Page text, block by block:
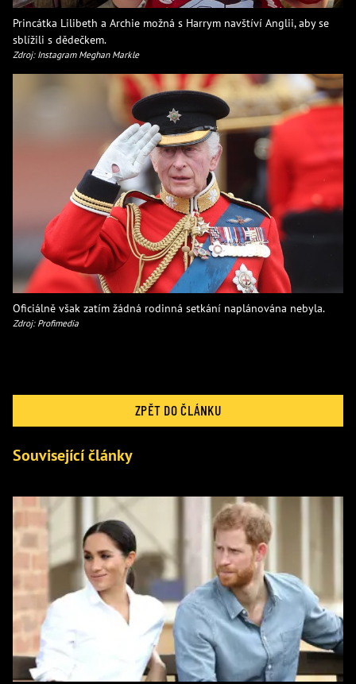
Princátka Lilibeth a Archie možná s Harrym navštíví Anglii, aby se
sblížili s dědečkem.
Zdroj: Instagram Meghan Markle
Oficiálně však zatím žádná rodinná setkání naplánována nebyla.
Zdroj: Profimedia
ZPĚT DO ČLÁNKU
Související články